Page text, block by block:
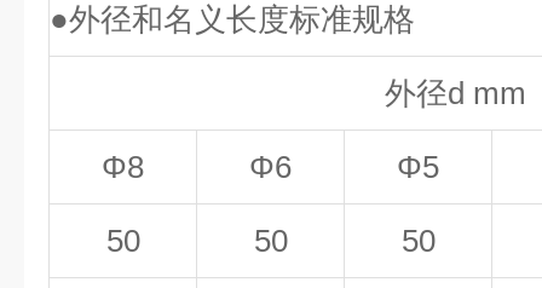
●外径和名义长度标准规格
外径d mm
Φ8 Φ6 Φ5
50 50 50